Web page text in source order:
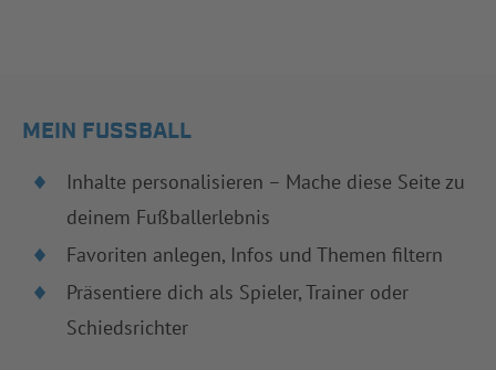
MEIN FUSSBALL
Inhalte personalisieren – Mache diese Seite zu
deinem Fußballerlebnis
Favoriten anlegen, Infos und Themen filtern
Präsentiere dich als Spieler, Trainer oder
Schiedsrichter